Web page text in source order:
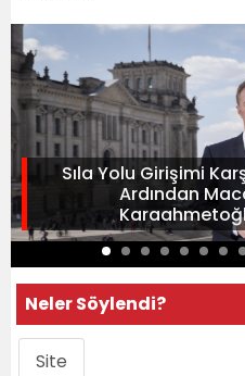
Sıla Yolu Girişimi
Ardından
Neler Söylendi?
Site